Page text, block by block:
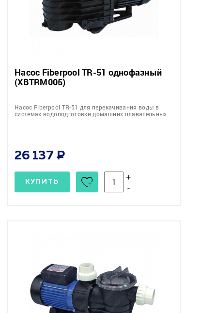
Насос Fiberpool TR-51 однофазный
(XBTRM005)
Насос Fiberpool TR-51 для перекачивания воды в
системах водоподготовки домашних плавательных…
26 137
КУПИТЬ
+
-